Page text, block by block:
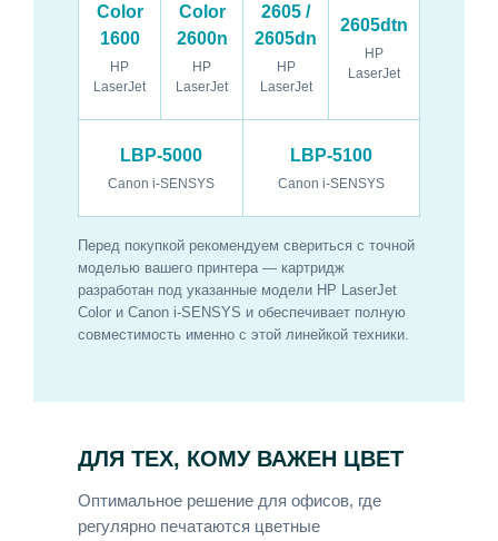
Color
1600
HP
LaserJet
Color
2600n
HP
LaserJet
2605 /
2605dn
HP
LaserJet
2605dtn
HP
LaserJet
LBP-5000
Canon i-SENSYS
LBP-5100
Canon i-SENSYS
Перед покупкой рекомендуем свериться с точной
моделью вашего принтера — картридж
разработан под указанные модели HP LaserJet
Color и Canon i-SENSYS и обеспечивает полную
совместимость именно с этой линейкой техники.
ДЛЯ ТЕХ, КОМУ ВАЖЕН ЦВЕТ
Оптимальное решение для офисов, где
регулярно печатаются цветные